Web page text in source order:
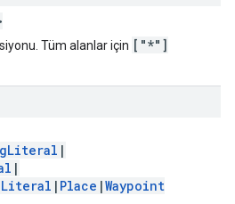
Tüm alanlar için ["*"]
|
|
| Place |Waypoint